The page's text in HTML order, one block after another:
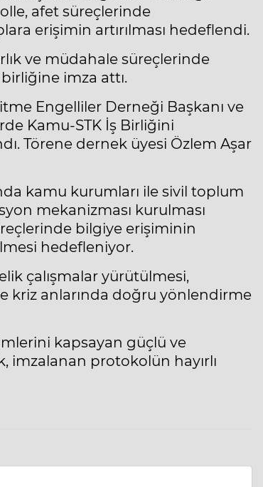
afet süreçlerinde
erişimin artırılması hedeflendi.
ve müdahale süreçlerinde
imza attı.
Engelliler Derneği Başkanı ve
Kamu-STK İş Birliğini
Törene dernek üyesi Özlem Aşar
kamu kurumları ile sivil toplum
mekanizması kurulması
bilgiye erişiminin
hedefleniyor.
çalışmalar yürütülmesi,
kriz anlarında doğru yönlendirme
kapsayan güçlü ve
imzalanan protokolün hayırlı